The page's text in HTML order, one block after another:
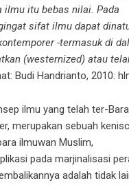
ilmu itu bebas nilai. Pada
sifat ilmu dapat
-termasuk di
(westernized) atau
Budi Handrianto, 2010:
ilmu yang telah ter-
merupakan sebuah
ilmuwan Muslim,
pada marjinalisasi
adalah tidak